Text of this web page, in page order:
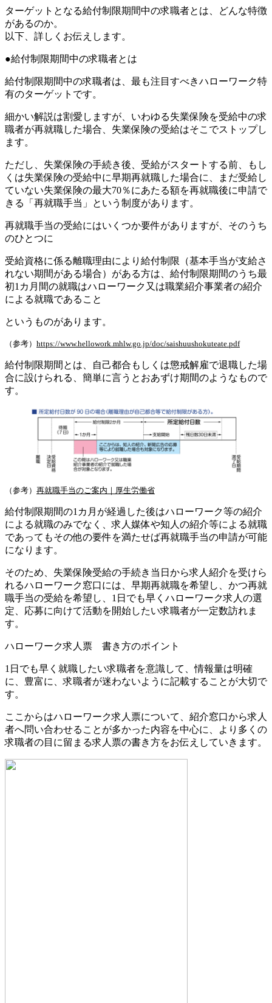
ターゲットとなる給付制限期間中の求職者とは、どんな特徴
があるのか。
以下、詳しくお伝えします。
給付制限期間中の求職者とは
給付制限期間中の求職者は、 最も注目すべきハローワーク特
有のターゲットです。
細かい解説は割愛しますが、いわゆる失業保険を受給中の求
職者が再就職した場合、失業保険の受給はそこでストップし
ます。
ただし、失業保険の手続き後、受給がスタートする前、もし
くは失業保険の受給中に早期再就職した場合に、まだ受給し
ていない失業保険の最大70％にあたる額を再就職後に申請で
きる「再就職手当」という制度があります。
再就職手当の受給にはいくつか要件がありますが、そのうち
のひとつに
受給資格に係る離職理由により給付制限（基本手当が支給さ
れない期間がある場合）がある方は、給付制限期間のうち最
初1カ月間の就職はハローワーク又は職業紹介事業者の紹介
による就職であること
というものがあります。
（参考） https://www.hellowork.mhlw.go.jp/doc/saishuushokuteate.pdf
給付制限期間とは、自己都合もしくは懲戒解雇で退職した場
合に設けられる、簡単に言うとおあずけ期間のようなもので
す。
（参考） 再就職手当のご案内｜厚生労働省
給付制限期間の1カ月が経過した後はハローワーク等の紹介
による就職のみでなく、求人媒体や知人の紹介等による就職
であってもその他の要件を満たせば再就職手当の申請が可能
になります。
そのため、失業保険受給の手続き当日から求人紹介を受けら
れるハローワーク窓口には、 早期再就職を希望し、かつ再就
職手当の受給を希望し、1日でも早くハローワーク求人の選
定、応募に向けて活動を開始したい求職者が一定数訪れま
す。
ハローワーク求人票 書き方のポイント
1日でも早く就職したい求職者を意識して、情報量は明確
に、豊富に、求職者が迷わないように記載することが大切で
す。
ここからはハローワーク求人票について、紹介窓口から求人
者へ問い合わせることが多かった内容を中心に、より多くの
求職者の目に留まる求人票の書き方をお伝えしていきます。